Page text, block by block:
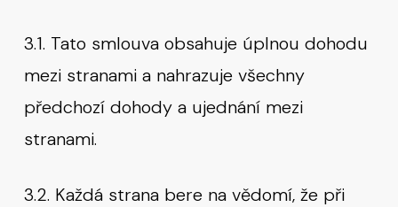
3.1. Tato smlouva obsahuje úplnou dohodu
mezi stranami a nahrazuje všechny
předchozí dohody a ujednání mezi
stranami.
3.2. Každá strana bere na vědomí, že při